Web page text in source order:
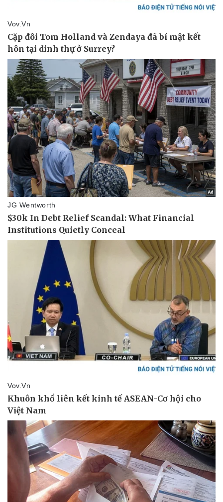
Thể thao
Bóng đá
Thế giới thể thao
eSports
Hậu trường
Ô tô - Xe máy
Xe máy